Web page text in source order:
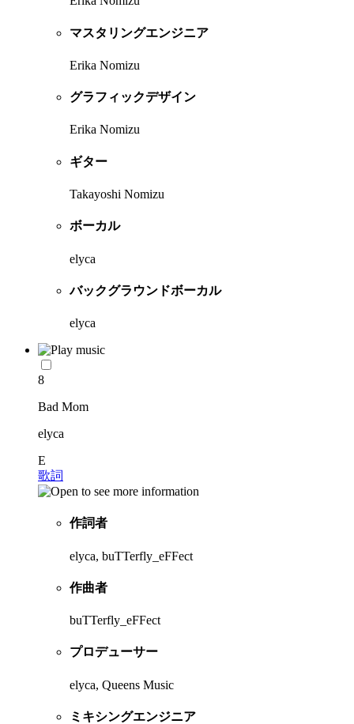
マスタリングエンジニア
Erika Nomizu
グラフィックデザイン
Erika Nomizu
ギター
Takayoshi Nomizu
ボーカル
elyca
バックグラウンドボーカル
elyca
8
Bad Mom
elyca
E
歌詞
作詞者
elyca, buTTerfly_eFFect
作曲者
buTTerfly_eFFect
プロデューサー
elyca, Queens Music
ミキシングエンジニア